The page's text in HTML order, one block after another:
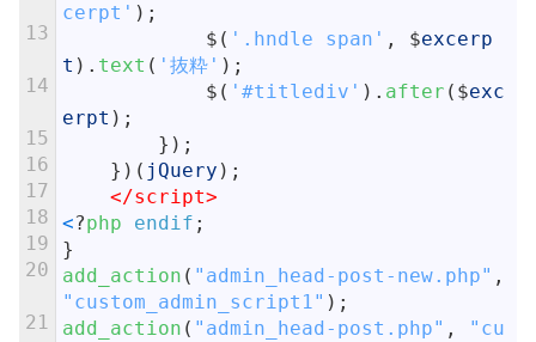
13
14
15
16
17
18
19
20
21
cerpt' ) ;
$ ( '.hndle span' , $excerp
t ) . text ( '抜粋' ) ;
$ ( '#titlediv' ) . after ( $exc
erpt ) ;
} ) ;
} ) ( jQuery ) ;
</script>
<?php endif ;
}
add_action ( "admin_head-post-new.php" ,
"custom_admin_script1" ) ;
add_action ( "admin_head-post.php" ,
"cu